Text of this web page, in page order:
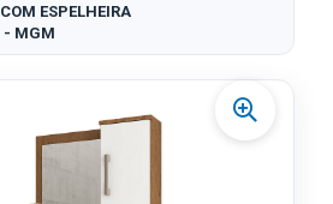
ESPELHEIRA
- MGM